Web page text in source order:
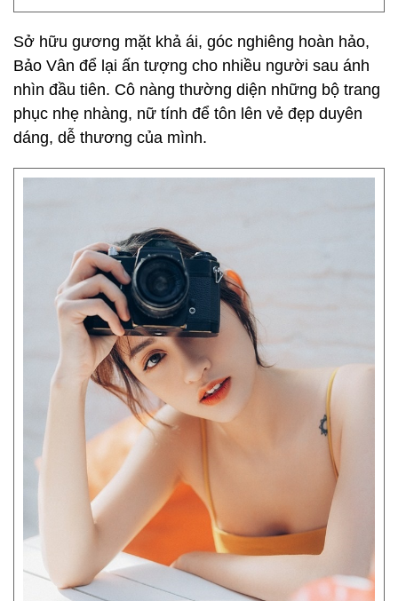
Sở hữu gương mặt khả ái, góc nghiêng hoàn hảo,
Bảo Vân để lại ấn tượng cho nhiều người sau ánh
nhìn đầu tiên. Cô nàng thường diện những bộ trang
phục nhẹ nhàng, nữ tính để tôn lên vẻ đẹp duyên
dáng, dễ thương của mình.